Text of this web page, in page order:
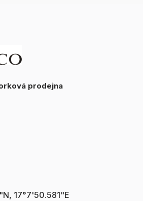
prodejna
17°7'50.581"E